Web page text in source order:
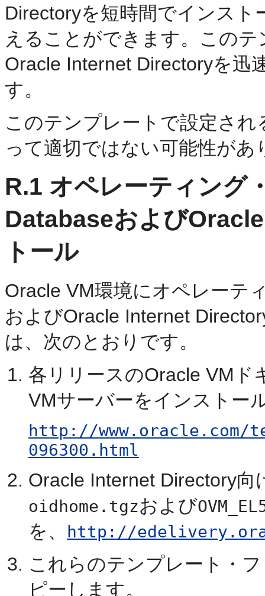
Directoryを短時間でインス
えることができます。この
Oracle Internet Directoryを迅
す。
このテンプレートで設定さ
って適切ではない可能性があ
R.1 オペレーティング
Databaseおよび
トール
Oracle VM環境にオペレーテ
およびOracle Internet
は、次のとおりです。
各リリースのOracle VMド
VMサーバーをインストー
http://www.oracle.com/
096300.html
Oracle Internet Directory
oidhome.tgzおよび
を、 http://
これらのテンプレート・
ピーします。